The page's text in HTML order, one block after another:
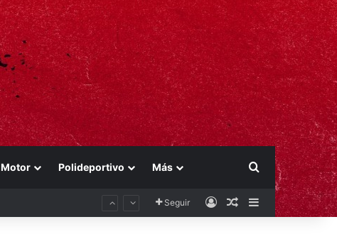
Motor Polideportivo Más Buscar por
Seguir AccesoPublicación al
Barra lateral